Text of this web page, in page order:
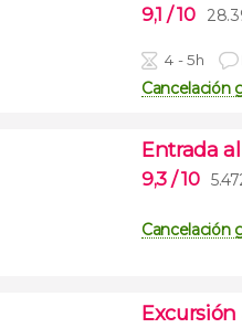
9,1 / 10
4 - 5h
Cancelación
Entrada
9,3 / 10
Cancelación